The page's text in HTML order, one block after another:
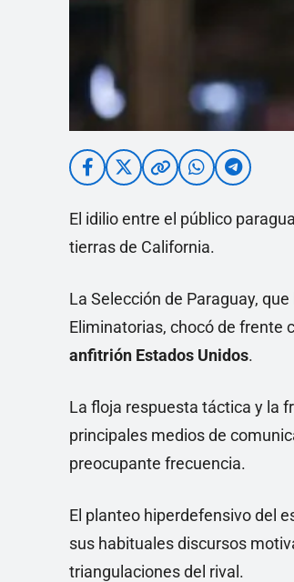
El idilio entre el público
tierras de California.
La Selección de Paraguay,
Eliminatorias, chocó de frente
anfitrión Estados Unidos.
La floja respuesta táctica y la
principales medios de
preocupante frecuencia.
El planteo hiperdefensivo del
sus habituales discursos
triangulaciones del rival.